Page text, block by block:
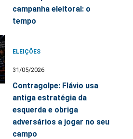
campanha eleitoral: o
tempo
ELEIÇÕES
31/05/2026
Contragolpe: Flávio usa
antiga estratégia da
esquerda e obriga
adversários a jogar no seu
campo